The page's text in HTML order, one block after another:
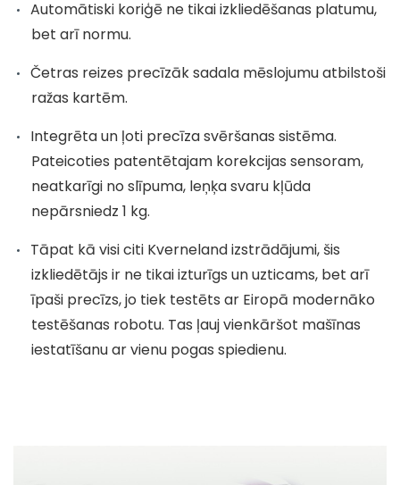
Automātiski koriģē ne tikai izkliedēšanas platumu,
bet arī normu.
Četras reizes precīzāk sadala mēslojumu atbilstoši
ražas kartēm.
Integrēta un ļoti precīza svēršanas sistēma.
Pateicoties patentētajam korekcijas sensoram,
neatkarīgi no slīpuma, leņķa svaru kļūda
nepārsniedz 1 kg.
Tāpat kā visi citi Kverneland izstrādājumi, šis
izkliedētājs ir ne tikai izturīgs un uzticams, bet arī
īpaši precīzs, jo tiek testēts ar Eiropā modernāko
testēšanas robotu. Tas ļauj vienkāršot mašīnas
iestatīšanu ar vienu pogas spiedienu.